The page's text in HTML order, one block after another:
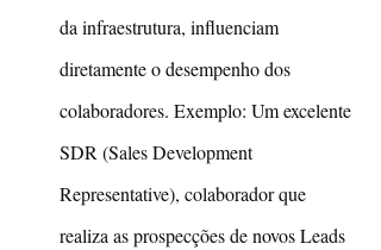
da infraestrutura, influenciam
diretamente o desempenho dos
colaboradores. Exemplo: Um excelente
SDR (Sales Development
Representative), colaborador que
realiza as prospecções de novos Leads